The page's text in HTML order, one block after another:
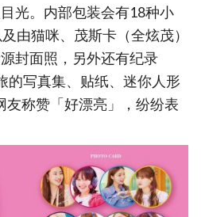
光。内部包装会有18种小
由猫咪、茂斯卡（全炫茂）
封面照，另外还有纪录
的写真集、贴纸、迷你人形
称赞「好漂亮」，纷纷表